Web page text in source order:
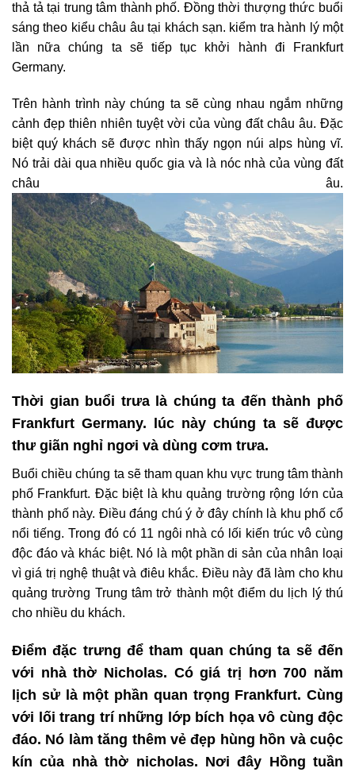
thả tả tại trung tâm thành phố. Đồng thời thượng thức buổi
sáng theo kiểu châu âu tại khách sạn. kiểm tra hành lý một
lần nữa chúng ta sẽ tiếp tục khởi hành đi Frankfurt
Germany.
Trên hành trình này chúng ta sẽ cùng nhau ngắm những
cảnh đẹp thiên nhiên tuyệt vời của vùng đất châu âu. Đặc
biệt quý khách sẽ được nhìn thấy ngọn núi alps hùng vĩ.
Nó trải dài qua nhiều quốc gia và là nóc nhà của vùng đất
châu âu.
Thời gian buổi trưa là chúng ta đến thành phố
Frankfurt Germany. lúc này chúng ta sẽ được
thư giãn nghỉ ngơi và dùng cơm trưa.
Buổi chiều chúng ta sẽ tham quan khu vực trung tâm thành
phố Frankfurt. Đặc biệt là khu quảng trường rộng lớn của
thành phố này. Điều đáng chú ý ở đây chính là khu phố cổ
nổi tiếng. Trong đó có 11 ngôi nhà có lối kiến trúc vô cùng
độc đáo và khác biệt. Nó là một phần di sản của nhân loại
vì giá trị nghệ thuật và điêu khắc. Điều này đã làm cho khu
quảng trường Trung tâm trở thành một điểm du lịch lý thú
cho nhiều du khách.
Điểm đặc trưng để tham quan chúng ta sẽ đến
với nhà thờ Nicholas. Có giá trị hơn 700 năm
lịch sử là một phần quan trọng Frankfurt. Cùng
với lối trang trí những lớp bích họa vô cùng độc
đáo. Nó làm tăng thêm vẻ đẹp hùng hồn và cuộc
kín của nhà thờ nicholas. Nơi đây Hồng tuần